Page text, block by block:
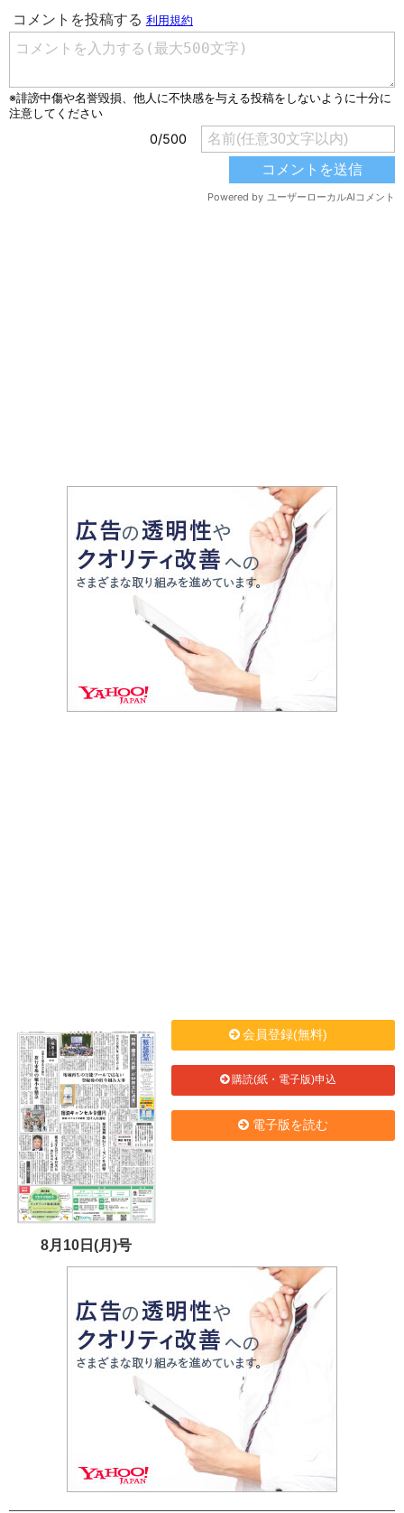
8月10日(月)号
会員登録(無料)
購読(紙・電子版)申込
電子版を読む